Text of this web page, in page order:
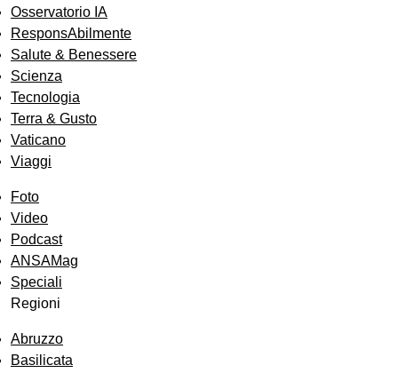
Osservatorio IA
ResponsAbilmente
Salute & Benessere
Scienza
Tecnologia
Terra & Gusto
Vaticano
Viaggi
Foto
Video
Podcast
ANSAMag
Speciali
Regioni
Abruzzo
Basilicata